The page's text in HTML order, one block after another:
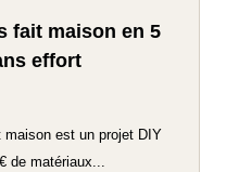
fait maison en 5
effort
maison est un projet DIY
de matériaux...